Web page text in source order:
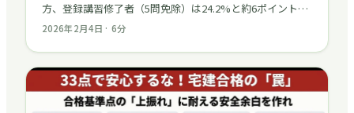
方、登録講習修了者（5問免除）は24.2%と約6ポイント高
い結果に。なぜ差が出るのか？一般受験者が差を埋める戦
2026年2月4日 · 6分